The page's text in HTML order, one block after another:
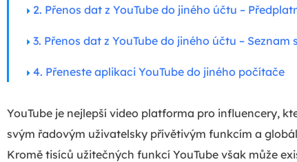
2. Přenos dat z YouTube do jiného účtu –
3. Přenos dat z YouTube do jiného účtu – Seznam
4. Přeneste aplikaci YouTube do jiného počítače
YouTube je nejlepší video platforma pro influencery,
svým řadovým uživatelsky přívětivým funkcím a
Kromě tisíců užitečných funkcí YouTube však může